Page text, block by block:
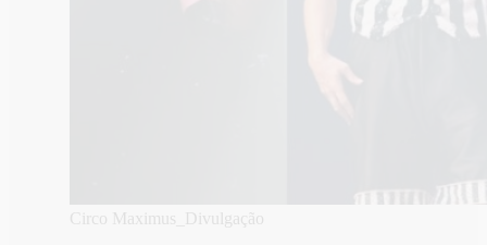
Circo Maximus_Divulgação